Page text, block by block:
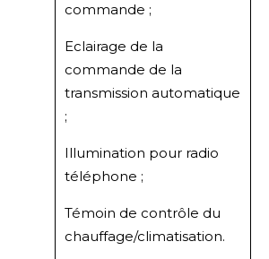
commande ;
Eclairage de la
commande de la
transmission automatique
;
Illumination pour radio
téléphone ;
Témoin de contrôle du
chauffage/climatisation.